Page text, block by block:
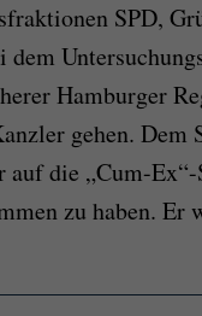
SPD,
dem
Hamburger
gehen.
auf die „Cum-
zu haben. Er